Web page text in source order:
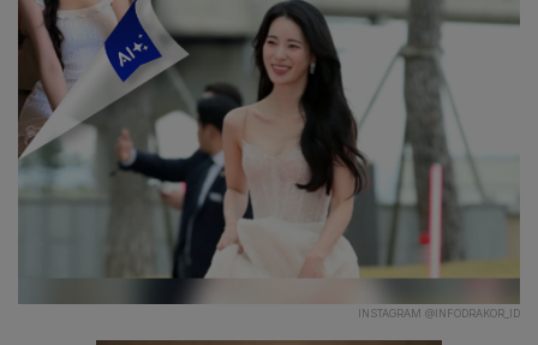
INSTAGRAM @INFODRAKOR_ID